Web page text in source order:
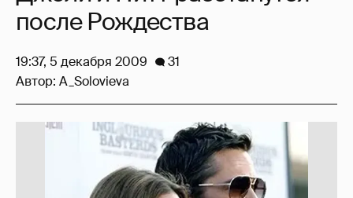
после Рождества
19:37, 5 декабря 2009
31
Автор: A_Solovieva